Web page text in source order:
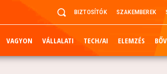
BIZTOSÍTÓK SZAKEMBEREK
VAGYON VÁLLALATI TECH/AI ELEMZÉS